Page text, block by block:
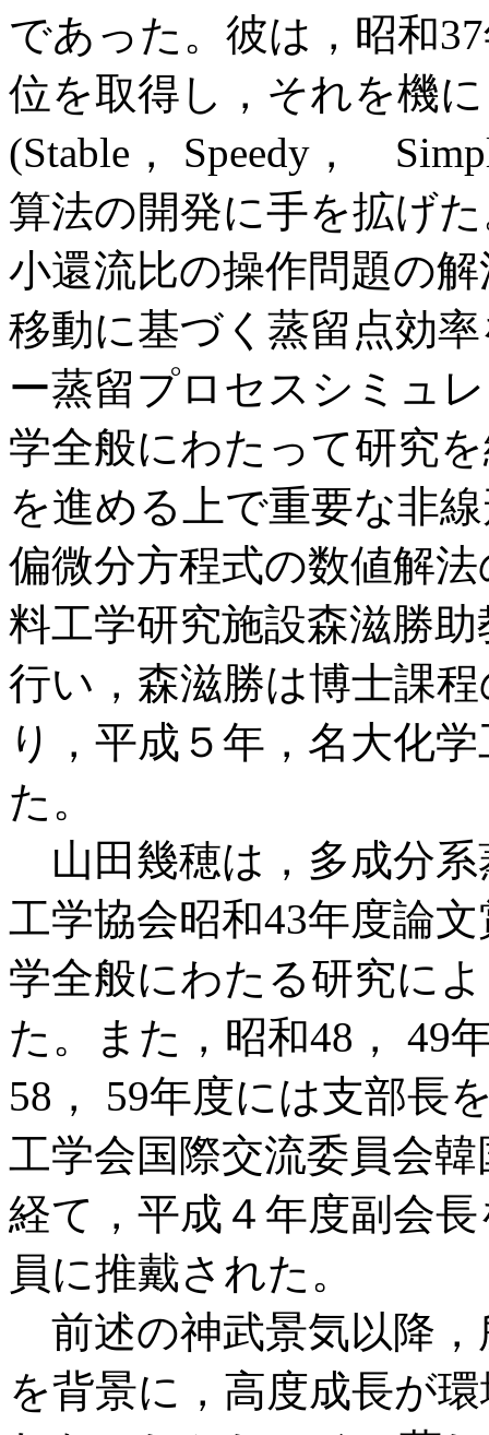
であった。彼は，昭和
位を取得し，それを機
(Stable， Speedy，
算法の開発に手を拡げ
小還流比の操作問題の
移動に基づく蒸留点効
ー蒸留プロセスシミュ
学全般にわたって研究
を進める上で重要な非
偏微分方程式の数値解
料工学研究施設森滋勝
行い，森滋勝は博士課
り，平成５年，名大化
た。
山田幾穂は，多成分系
工学協会昭和43年度論
学全般にわたる研究に
た。また，昭和48， 49
58， 59年度には支部長
工学会国際交流委員会
経て，平成４年度副会
員に推戴された。
前述の神武景気以降，
を背景に，高度成長が